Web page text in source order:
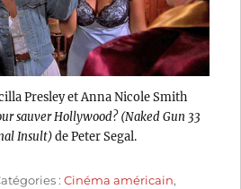
Presley et Anna Nicole Smith
sauver Hollywood? (Naked Gun 33
Insult)de Peter Segal.
:Cinéma américain,